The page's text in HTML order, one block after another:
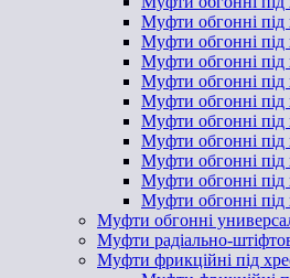
Муфти обгонні
Муфти обгонні
Муфти обгонні
Муфти обгонні
Муфти обгонні
Муфти обгонні під
Муфти обгонні
Муфти обгонні
Муфти обгонні
Муфти обгонні
Муфти обгонні
Муфти радіально-
Муфти фрикційні під